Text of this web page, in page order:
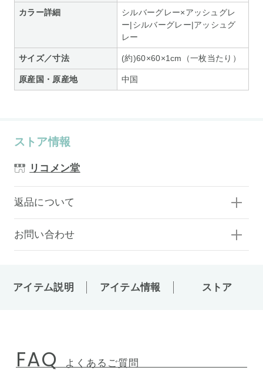
カラー詳細
シルバーグレー×アッシュグレ
ー|シルバーグレー|アッシュグ
レー
サイズ／寸法 (約)60×60×1cm（一枚当たり）
原産国・原産地 中国
ストア情報
リコメン堂
返品について
お問い合わせ
アイテム説明 アイテム情報 ストア
FAQ よくあるご質問